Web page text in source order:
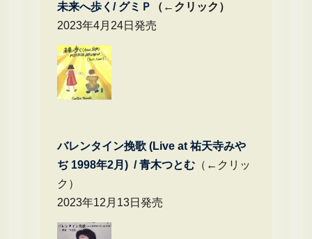
未来へ歩く/ グミＰ
（←クリック）
2023年4月24日発売
バレンタイン挽歌 (Live at 祐天寺みや
ぢ 1998年2月) / 青木つとむ（←クリッ
ク）
2023年12月13日発売